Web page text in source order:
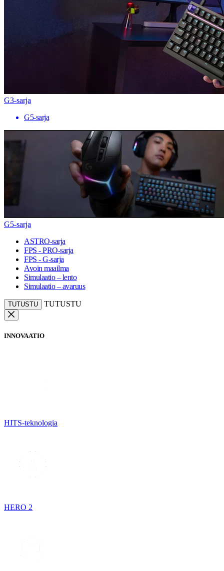
G3-sarja
G5-sarja
G5-sarja
ASTRO-sarja
FPS - PRO-sarja
FPS - G-sarja
Avoin maailma
Simulaatio – lento
Simulaatio – avaruus
TUTUSTU TUTUSTU
INNOVAATIO
HITS-teknologia
HERO 2